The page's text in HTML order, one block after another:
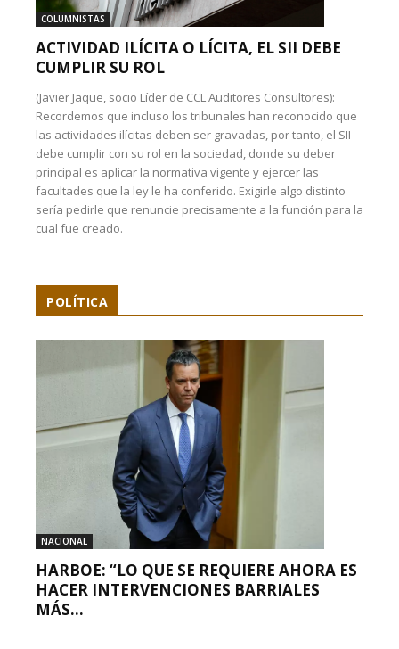
COLUMNISTAS
ACTIVIDAD ILÍCITA O LÍCITA, EL SII DEBE
CUMPLIR SU ROL
(Javier Jaque, socio Líder de CCL Auditores Consultores):
Recordemos que incluso los tribunales han reconocido que
las actividades ilícitas deben ser gravadas, por tanto, el SII
debe cumplir con su rol en la sociedad, donde su deber
principal es aplicar la normativa vigente y ejercer las
facultades que la ley le ha conferido. Exigirle algo distinto
sería pedirle que renuncie precisamente a la función para la
cual fue creado.
POLÍTICA
NACIONAL
HARBOE: “LO QUE SE REQUIERE AHORA ES
HACER INTERVENCIONES BARRIALES
MÁS...